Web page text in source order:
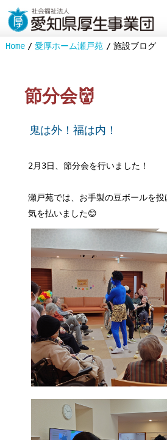
Home 愛厚ホーム瀬戸苑 施設ブログ
節分会👹
鬼は外！福は内！
2月3日、節分会を行いました！
瀬戸苑では、お手製の豆ボールを
気を払いました😊